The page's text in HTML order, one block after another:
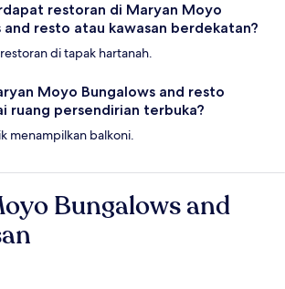
restoran di Maryan Moyo
and resto atau kawasan berdekatan?
di tapak hartanah.
Moyo Bungalows and resto
ruang persendirian terbuka?
menampilkan balkoni.
Bungalows and